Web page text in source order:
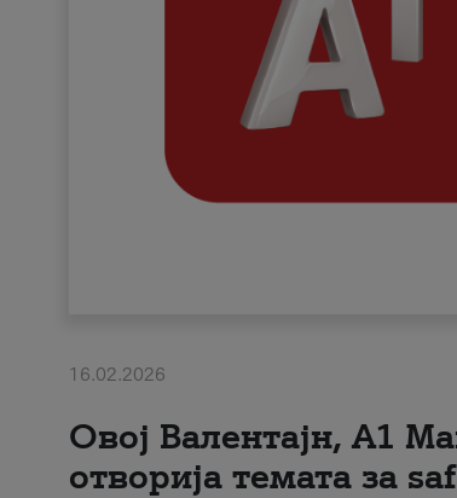
16.02.2026
Овој Валентајн, A1
отворија темата за